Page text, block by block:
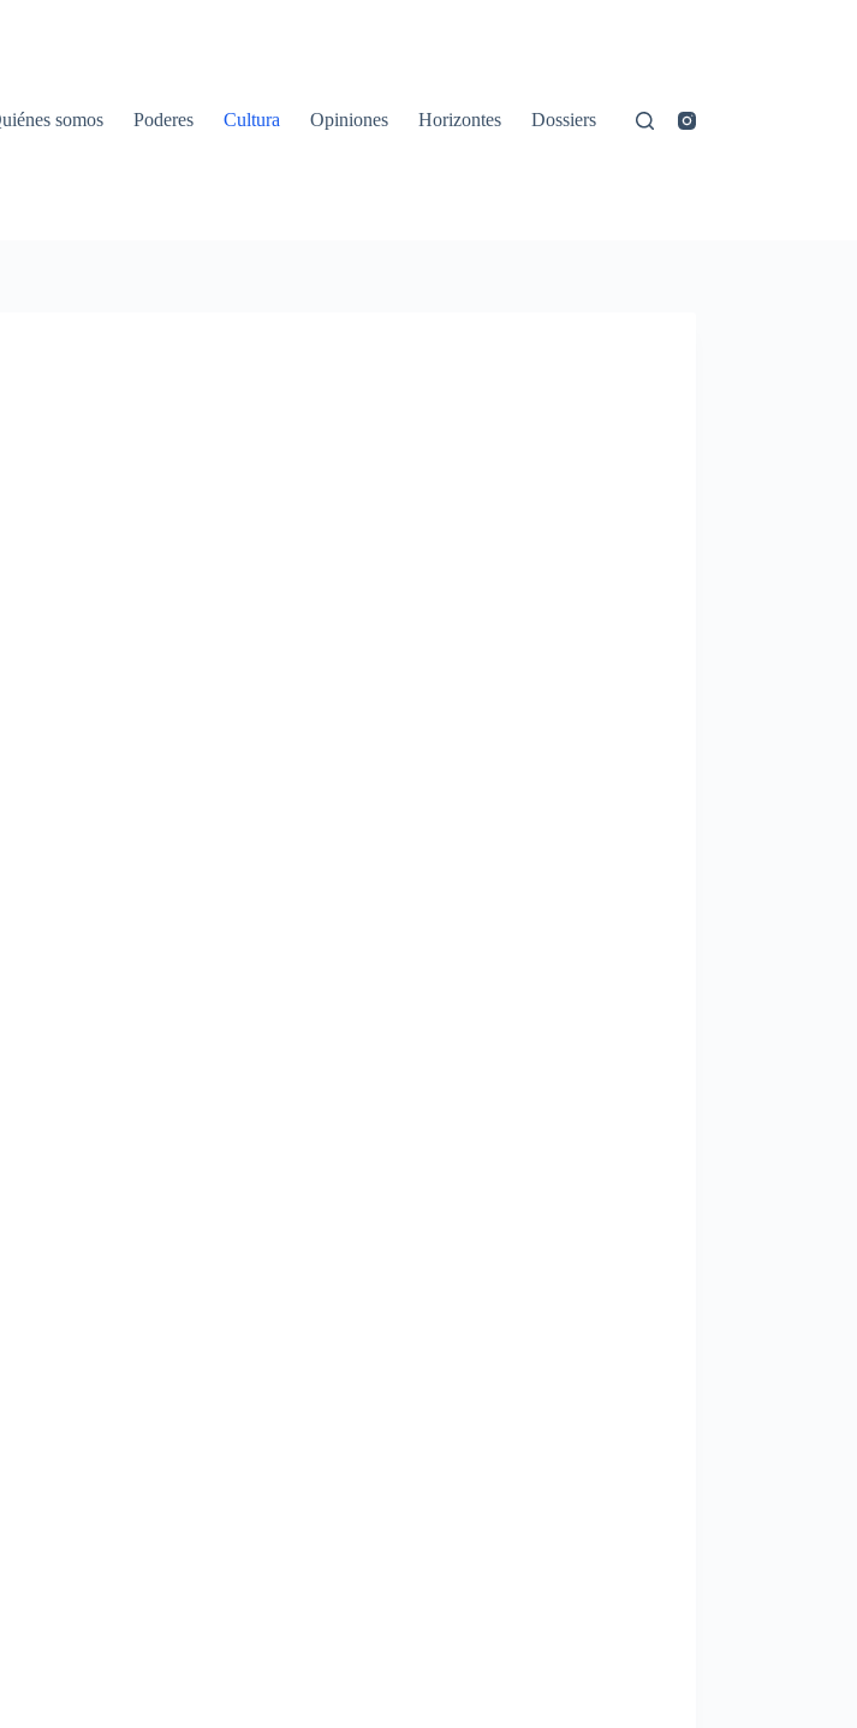
somos Poderes Cultura Opiniones Horizontes Dossiers